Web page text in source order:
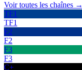
Voir toutes les chaînes →
TF1
TF1
F2
F2
F3
F3
C+